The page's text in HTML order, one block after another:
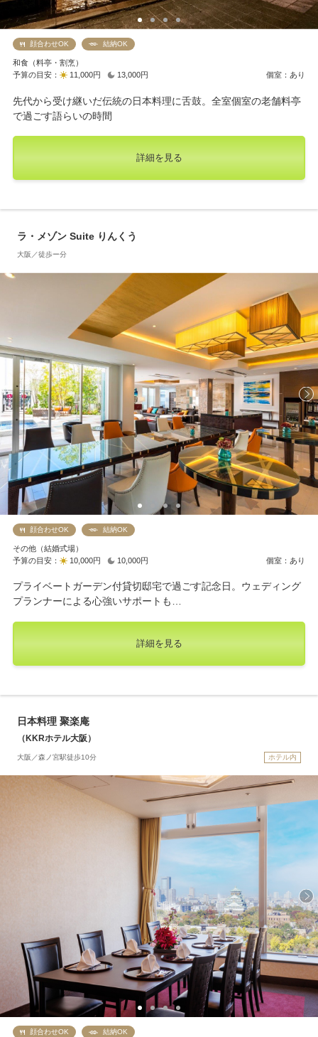
顔合わせOK 結納OK
和食（料亭・割烹）
予算の目安：
11,000円 13,000円 個室：あり
先代から受け継いだ伝統の日本料理に舌鼓。全室個室の老舗料亭
で過ごす語らいの時間
詳細を見る
ラ・メゾン Suite りんくう
大阪／徒歩ー分
顔合わせOK 結納OK
その他（結婚式場）
予算の目安：
10,000円 10,000円 個室：あり
プライベートガーデン付貸切邸宅で過ごす記念日。ウェディング
プランナーによる心強いサポートも…
詳細を見る
日本料理 聚楽庵
（KKRホテル大阪）
大阪／森ノ宮駅徒歩10分 ホテル内
顔合わせOK 結納OK